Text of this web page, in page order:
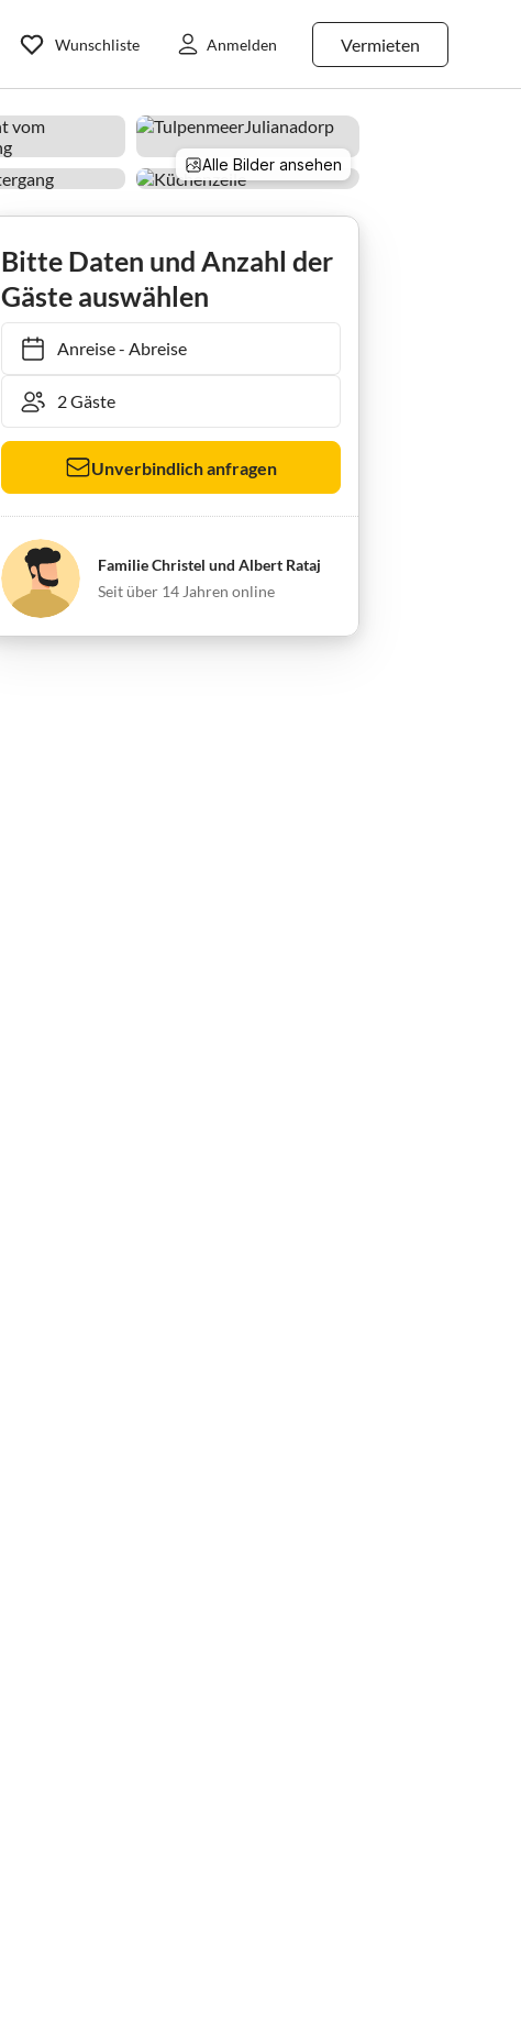
Vermieten
Wunschliste Anmelden
Alle Bilder ansehen
Bitte Daten und Anzahl der
Gäste auswählen
Anreise- Abreise
Unverbindlich anfragen
Familie Christel und Albert Rataj
Seit über 14 Jahren online